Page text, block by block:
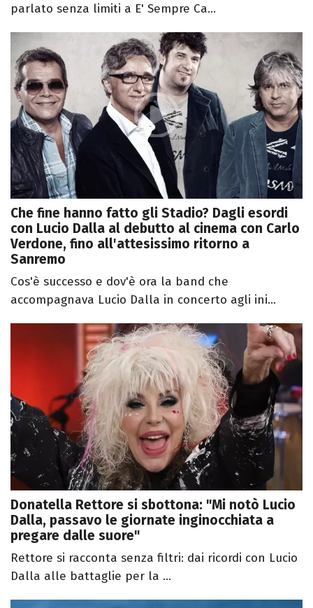
parlato senza limiti a E' Sempre Ca...
Che fine hanno fatto gli Stadio? Dagli esordi
con Lucio Dalla al debutto al cinema con Carlo
Verdone, fino all'attesissimo ritorno a
Sanremo
Cos'è successo e dov'è ora la band che
accompagnava Lucio Dalla in concerto agli ini...
Donatella Rettore si sbottona: "Mi notò Lucio
Dalla, passavo le giornate inginocchiata a
pregare dalle suore"
Rettore si racconta senza filtri: dai ricordi con Lucio
Dalla alle battaglie per la ...